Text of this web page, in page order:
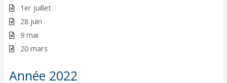
1er juillet
28 juin
9 mai
20 mars
Année 2022